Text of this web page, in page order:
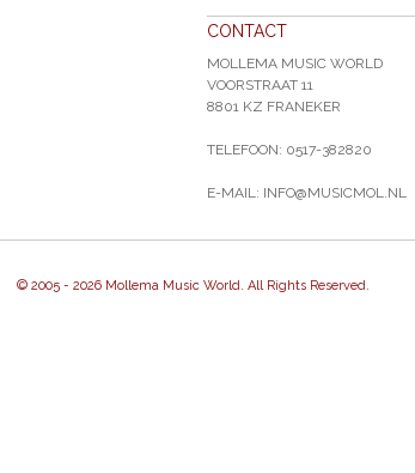
CONTACT
MOLLEMA MUSIC WORLD
VOORSTRAAT 11
8801 KZ FRANEKER
TELEFOON: 0517-382820
E-MAIL: INFO@MUSICMOL.NL
© 2005 - 2026 Mollema Music World. All Rights Reserved.